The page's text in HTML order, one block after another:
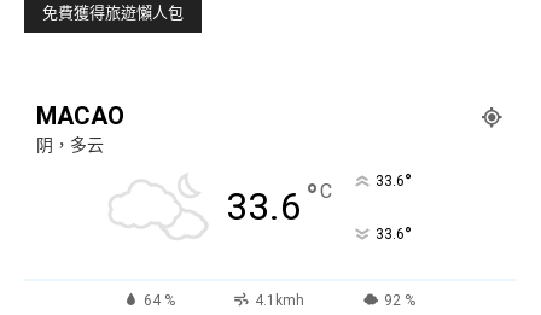
MACAO
阴，多云
33.6 °C 33.6°
33.6°
64 % 4.1kmh 92 %